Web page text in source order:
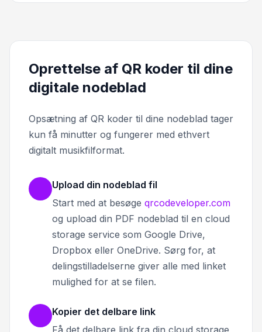
Oprettelse af QR koder til dine
digitale nodeblad
Opsætning af QR koder til dine nodeblad tager
kun få minutter og fungerer med ethvert
digitalt musikfilformat.
Upload din nodeblad fil
Start med at besøge qrcodeveloper.com
og upload din PDF nodeblad til en cloud
storage service som Google Drive,
Dropbox eller OneDrive. Sørg for, at
delingstilladelserne giver alle med linket
mulighed for at se filen.
Kopier det delbare link
Få det delbare link fra din cloud storage